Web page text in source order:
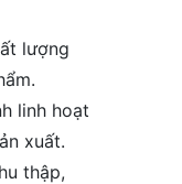
lượng
linh hoạt
xuất.
thập,